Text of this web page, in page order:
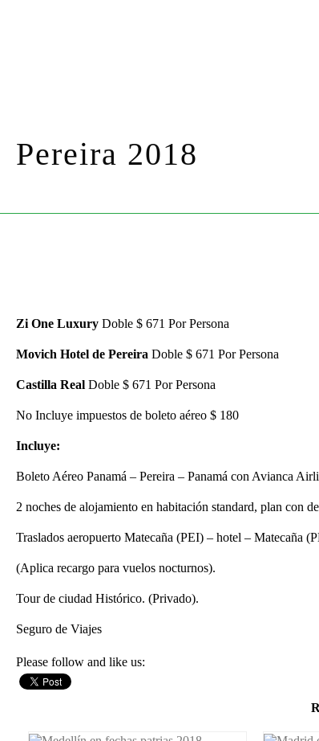
Pereira 2018
Zi One Luxury Doble $ 671 Por Persona
Movich Hotel de Pereira Doble $ 671 Por Persona
Castilla Real Doble $ 671 Por Persona
No Incluye impuestos de boleto aéreo $ 180
Incluye:
Boleto Aéreo Panamá – Pereira – Panamá con Avianca
2 noches de alojamiento en habitación standard, plan con
Traslados aeropuerto Matecaña (PEI) – hotel – Matecaña
(Aplica recargo para vuelos nocturnos).
Tour de ciudad Histórico. (Privado).
Seguro de Viajes
Please follow and like us: